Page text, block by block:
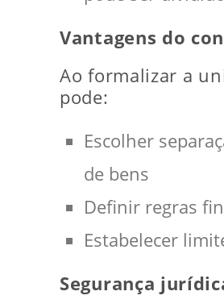
Vantagens do
Ao formalizar a
pode:
Escolher
de bens
Definir regras
Estabelecer
Segurança